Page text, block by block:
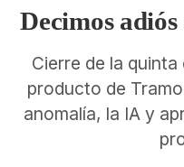
Decimos
Cierre de la
producto de
anomalía, la IA y